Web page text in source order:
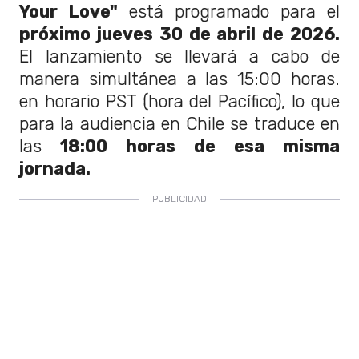
Your Love" está programado para el
próximo jueves 30 de abril de 2026.
El lanzamiento se llevará a cabo de
manera simultánea a las 15:00 horas.
en horario PST (hora del Pacífico), lo que
para la audiencia en Chile se traduce en
las 18:00 horas de esa misma
jornada.